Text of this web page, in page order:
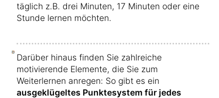
täglich z.B. drei Minuten, 17 Minuten oder eine
Stunde lernen möchten.
Darüber hinaus finden Sie zahlreiche
motivierende Elemente, die Sie zum
Weiterlernen anregen: So gibt es ein
ausgeklügeltes Punktesystem für jedes